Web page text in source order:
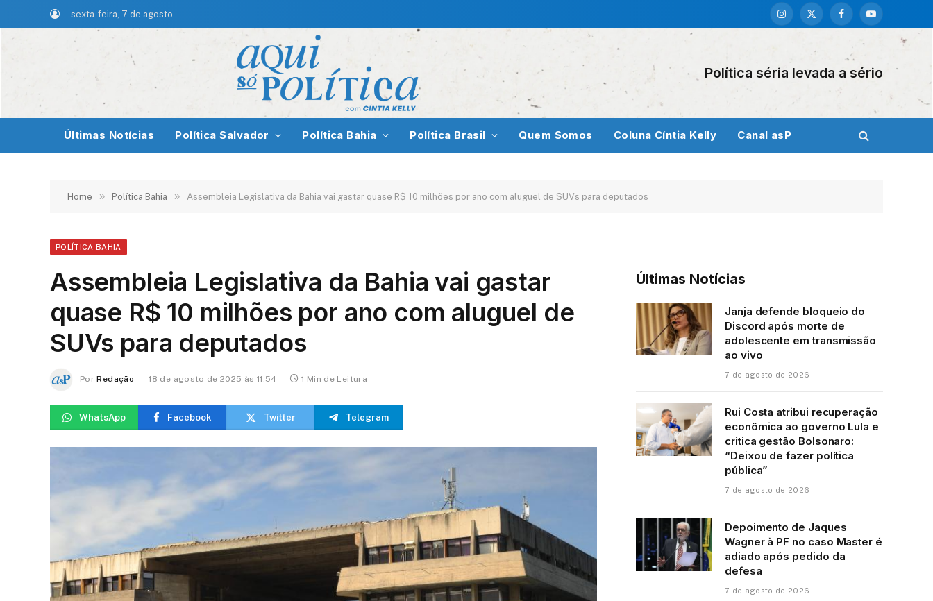
sexta-feira, 7 de agosto
Instagram
X
FacebookYouTube
Política séria levada a sério
Últimas Notícias Política Salvador Política Bahia Política Brasil Quem Somos Coluna Cíntia Kelly Canal asP
Home » Política Bahia » Assembleia Legislativa da Bahia vai gastar quase R$ 10 milhões por ano com aluguel de SUVs para deputados
POLÍTICA BAHIA
Assembleia Legislativa da Bahia vai gastar
quase R$ 10 milhões por ano com aluguel de
SUVs para deputados
Por Redação 18 de agosto de 2025 às 11:54 1 Min de Leitura
WhatsApp Facebook Twitter Telegram
Últimas Notícias
Janja defende bloqueio do
Discord após morte de
adolescente em transmissão
ao vivo
7 de agosto de 2026
Rui Costa atribui recuperação
econômica ao governo Lula e
critica gestão Bolsonaro:
“Deixou de fazer política
pública”
7 de agosto de 2026
Depoimento de Jaques
Wagner à PF no caso Master é
adiado após pedido da
defesa
7 de agosto de 2026